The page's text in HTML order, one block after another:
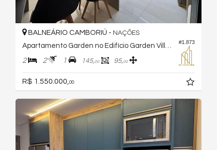
#1.873
BALNEÁRIO CAMBORIÚ - NAÇÕES
2 2 1 145,00 95,00
R$ 1.550.000, 00